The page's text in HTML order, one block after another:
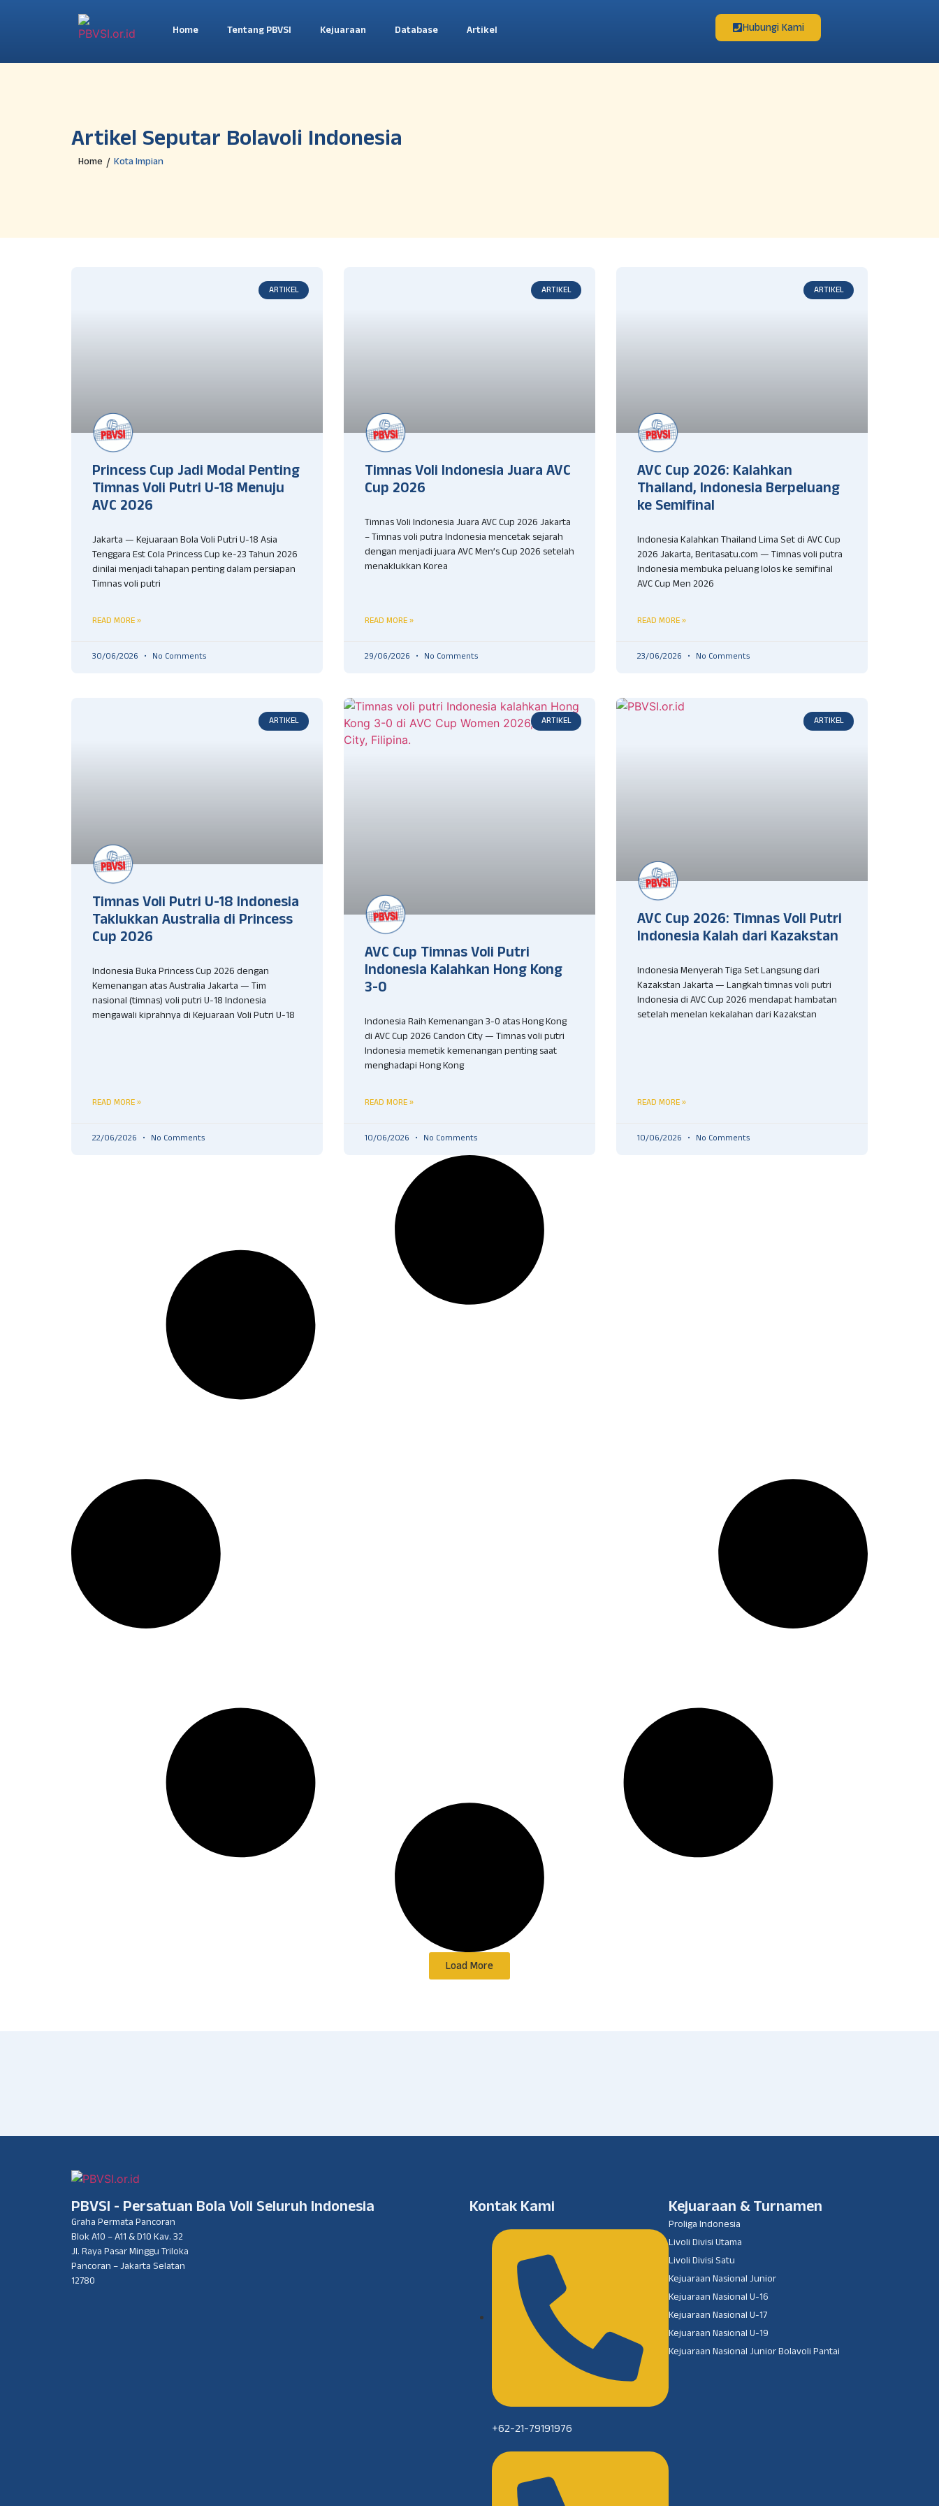
Home Tentang PBVSI Kejuaraan Database Artikel Hubungi Kami
Artikel Seputar Bolavoli Indonesia
Home / Kota Impian
ARTIKEL
Princess Cup Jadi Modal Penting
Timnas Voli Putri U-18 Menuju
AVC 2026
Jakarta — Kejuaraan Bola Voli Putri U-18 Asia
Tenggara Est Cola Princess Cup ke-23 Tahun 2026
dinilai menjadi tahapan penting dalam persiapan
Timnas voli putri
READ MORE »
30/06/2026 No Comments
ARTIKEL
Timnas Voli Indonesia Juara AVC
Cup 2026
Timnas Voli Indonesia Juara AVC Cup 2026 Jakarta
– Timnas voli putra Indonesia mencetak sejarah
dengan menjadi juara AVC Men’s Cup 2026 setelah
menaklukkan Korea
READ MORE »
29/06/2026 No Comments
ARTIKEL
AVC Cup 2026: Kalahkan
Thailand, Indonesia Berpeluang
ke Semifinal
Indonesia Kalahkan Thailand Lima Set di AVC Cup
2026 Jakarta, Beritasatu.com — Timnas voli putra
Indonesia membuka peluang lolos ke semifinal
AVC Cup Men 2026
READ MORE »
23/06/2026 No Comments
ARTIKEL
Timnas Voli Putri U-18 Indonesia
Taklukkan Australia di Princess
Cup 2026
Indonesia Buka Princess Cup 2026 dengan
Kemenangan atas Australia Jakarta — Tim
nasional (timnas) voli putri U-18 Indonesia
mengawali kiprahnya di Kejuaraan Voli Putri U-18
READ MORE »
22/06/2026 No Comments
ARTIKEL
AVC Cup Timnas Voli Putri
Indonesia Kalahkan Hong Kong
3-0
Indonesia Raih Kemenangan 3-0 atas Hong Kong
di AVC Cup 2026 Candon City — Timnas voli putri
Indonesia memetik kemenangan penting saat
menghadapi Hong Kong
READ MORE »
10/06/2026 No Comments
ARTIKEL
AVC Cup 2026: Timnas Voli Putri
Indonesia Kalah dari Kazakstan
Indonesia Menyerah Tiga Set Langsung dari
Kazakstan Jakarta — Langkah timnas voli putri
Indonesia di AVC Cup 2026 mendapat hambatan
setelah menelan kekalahan dari Kazakstan
READ MORE »
10/06/2026 No Comments
Load More
PBVSI - Persatuan Bola Voli Seluruh Indonesia
Graha Permata Pancoran
Blok A10 – A11 & D10 Kav. 32
Jl. Raya Pasar Minggu Triloka
Pancoran – Jakarta Selatan
12780
Kontak Kami
+62-21-79191976
Kejuaraan & Turnamen
Proliga Indonesia
Livoli Divisi Utama
Livoli Divisi Satu
Kejuaraan Nasional Junior
Kejuaraan Nasional U-16
Kejuaraan Nasional U-17
Kejuaraan Nasional U-19
Kejuaraan Nasional Junior Bolavoli Pantai